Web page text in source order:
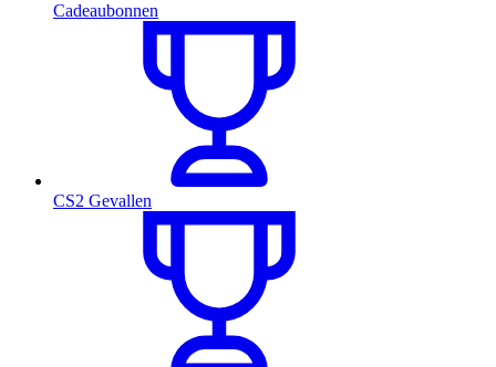
Cadeaubonnen
CS2 Gevallen